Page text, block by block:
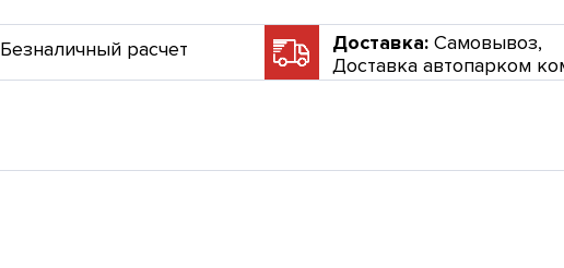
Безналичный расчет Доставка: Самовывоз,
Доставка автопарком